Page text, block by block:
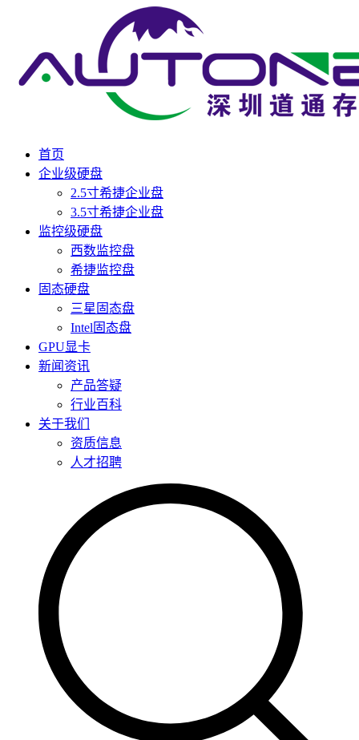
首页
企业级硬盘
2.5寸希捷企业盘
3.5寸希捷企业盘
监控级硬盘
西数监控盘
希捷监控盘
固态硬盘
三星固态盘
Intel固态盘
GPU显卡
新闻资讯
产品答疑
行业百科
关于我们
资质信息
人才招聘